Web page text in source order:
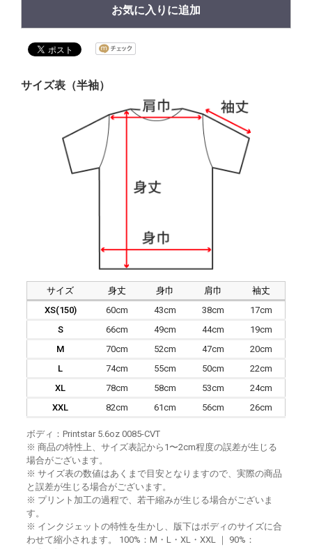
お気に入りに追加
サイズ表（半袖）
サイズ 身丈 身巾 肩巾
袖丈
XS(150)
60cm 43cm 38cm
17cm
S
66cm 49cm 44cm
19cm
M
70cm 52cm 47cm
20cm
L
74cm 55cm 50cm
22cm
XL
78cm 58cm 53cm
24cm
XXL
82cm 61cm 56cm 26cm
ボディ：Printstar 5.6oz 0085-CVT
※ 商品の特性上、サイズ表記から1〜2cm程度の誤差が生じる
場合がございます。
※ サイズ表の数値はあくまで目安となりますので、実際の商品
と誤差が生じる場合がございます。
※ プリント加工の過程で、若干縮みが生じる場合がございま
す。
※ インクジェットの特性を生かし、版下はボディのサイズに合
わせて縮小されます。 100%：M・L・XL・XXL ｜ 90%：